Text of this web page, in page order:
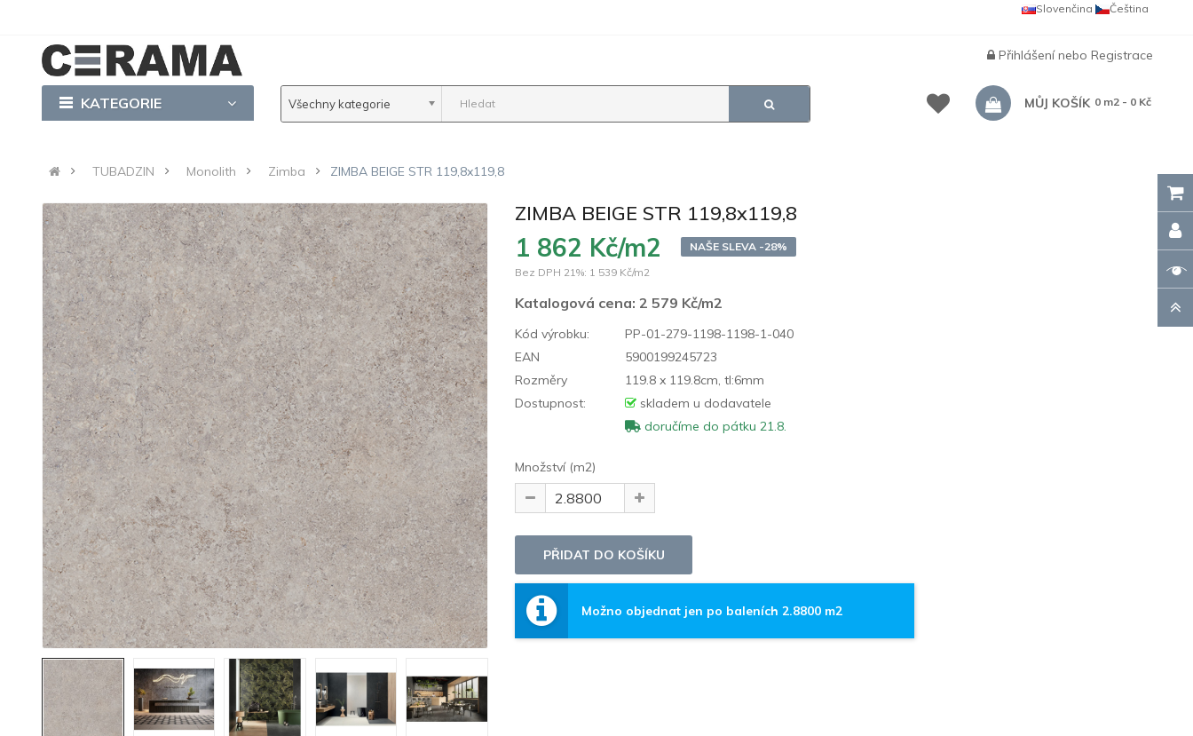
Čeština
Slovenčina
Přihlášenínebo Registrace
KATEGORIE Všechny kategorie MŮJ KOŠÍK 0 m2 - 0 Kč
TUBADZIN Monolith Zimba ZIMBA BEIGE STR 119,8x119,8
ZIMBA BEIGE STR 119,8x119,8
1 862 Kč/m2
NAŠE SLEVA -28%
Bez DPH 21%: 1 539 Kč/m2
Katalogová cena:2 579 Kč/m2
Kód výrobku:
PP-01-279-1198-1198-1-040
EAN
5900199245723
Rozměry
119.8 x 119.8cm, tl:6mm
Dostupnost:
skladem u dodavatele
doručíme do pátku 21.8.
Množství (m2)
Možno objednat jen po baleních 2.8800 m2